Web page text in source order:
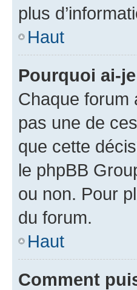
plus
Haut
Pourquoi ai-
Chaque forum
pas une de
que cette
le phpBB
ou non. Pour
du forum.
Haut
Comment